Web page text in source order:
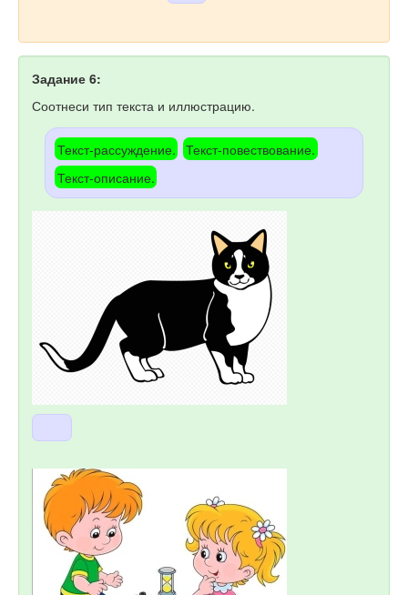
Задание 6:
Соотнеси тип текста и иллюстрацию.
Текст-рассуждение. Текст-повествование.
Текст-описание.